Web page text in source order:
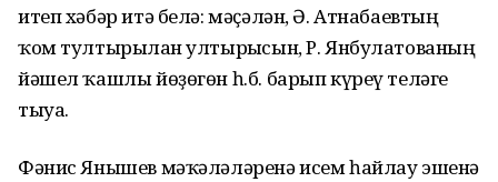
итеп хәбәр итә белә: мәҫәлән, Ә. Атнабаевтың
ҡом тул­тырылған ултырғысын, Р. Янбула­тованың
йәшел ҡашлы йөҙөгөн һ.б. барып күреү теләге
тыуа.
Фәнис Янышев мәҡәләләренә исем һайлау эшенә